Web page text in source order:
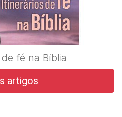
fé na Bíblia
artigos